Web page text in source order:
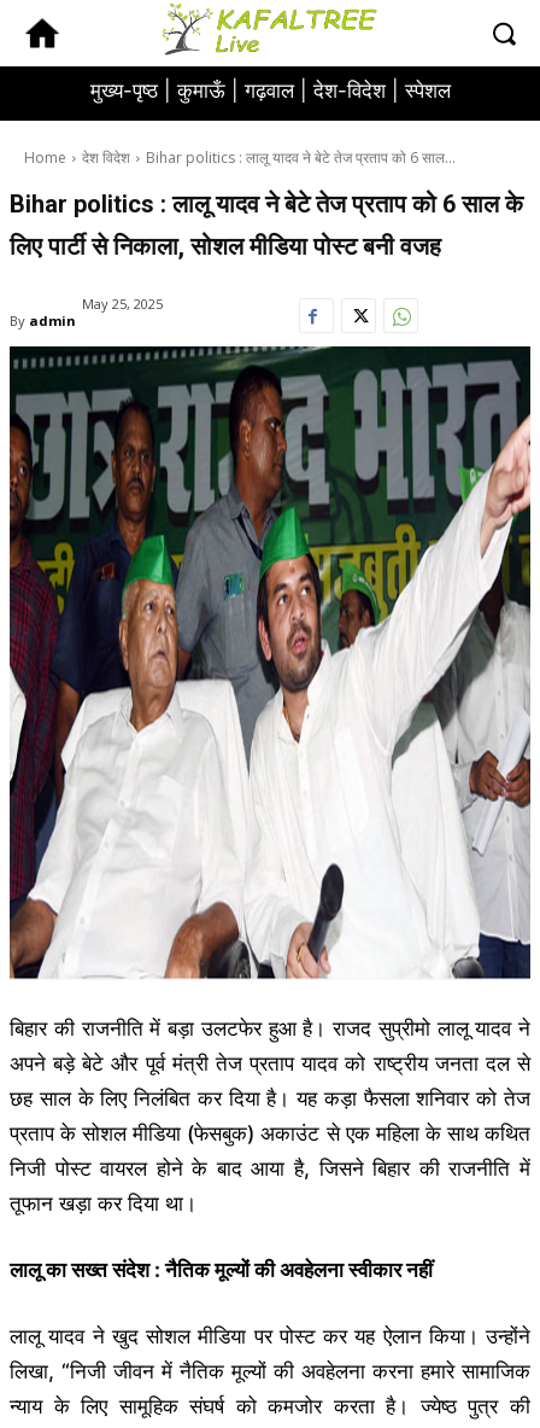
मुख्य-पृष्ठ |कुमाऊँ |गढ़वाल |देश-विदेश |स्पेशल
Home देश विदेश Bihar politics : लालू यादव ने बेटे तेज प्रताप को 6 साल...
Bihar politics : लालू यादव ने बेटे तेज प्रताप को 6 साल के
लिए पार्टी से निकाला, सोशल मीडिया पोस्ट बनी वजह
By admin
May 25, 2025
बिहार की राजनीति में बड़ा उलटफेर हुआ है। राजद सुप्रीमो लालू यादव ने
अपने बड़े बेटे और पूर्व मंत्री तेज प्रताप यादव को राष्ट्रीय जनता दल से
छह साल के लिए निलंबित कर दिया है। यह कड़ा फैसला शनिवार को तेज
प्रताप के सोशल मीडिया (फेसबुक) अकाउंट से एक महिला के साथ कथित
निजी पोस्ट वायरल होने के बाद आया है, जिसने बिहार की राजनीति में
तूफान खड़ा कर दिया था।
लालू का सख्त संदेश : नैतिक मूल्यों की अवहेलना स्वीकार नहीं
लालू यादव ने खुद सोशल मीडिया पर पोस्ट कर यह ऐलान किया। उन्होंने
लिखा, “निजी जीवन में नैतिक मूल्यों की अवहेलना करना हमारे सामाजिक
न्याय के लिए सामूहिक संघर्ष को कमजोर करता है। ज्येष्ठ पुत्र की